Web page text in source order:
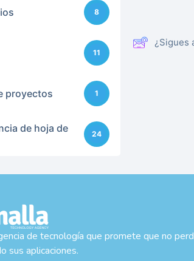
8
11
proyectos 1
de hoja de
24
¿Sigues
de tecnología que promete que no
sus aplicaciones.